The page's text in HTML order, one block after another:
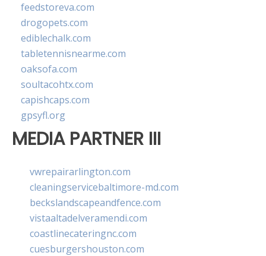
feedstoreva.com
drogopets.com
ediblechalk.com
tabletennisnearme.com
oaksofa.com
soultacohtx.com
capishcaps.com
gpsyfl.org
MEDIA PARTNER III
vwrepairarlington.com
cleaningservicebaltimore-md.com
beckslandscapeandfence.com
vistaaltadelveramendi.com
coastlinecateringnc.com
cuesburgershouston.com